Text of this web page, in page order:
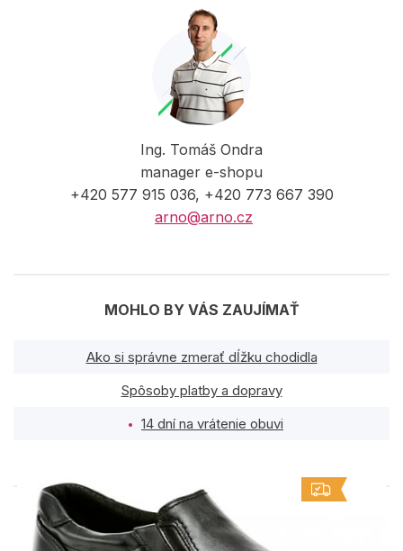
Ing. Tomáš Ondra
manager e-shopu
+420 577 915 036, +420 773 667 390
arno@arno.cz
MOHLO BY VÁS ZAUJÍMAŤ
Ako si správne zmerať dĺžku chodidla
Spôsoby platby a dopravy
14 dní na vrátenie obuvi
PODOBNÉ PRODUKTY